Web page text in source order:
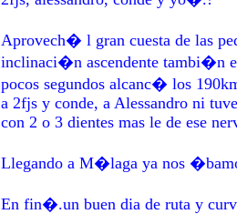
Aprovech� l gran cuesta de las
inclinaci�n ascendente tambi�n
pocos segundos alcanc� los
a 2fjs y conde, a Alessandro ni
con 2 o 3 dientes mas le de ese
Llegando a M�laga ya nos
En fin�.un buen dia de ruta y